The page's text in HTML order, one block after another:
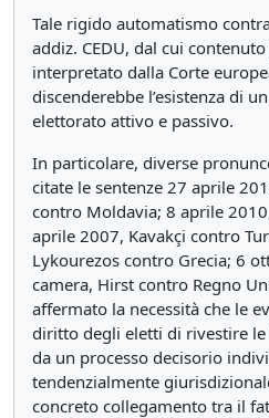
Tale rigido automatismo
addiz. CEDU, dal cui
interpretato dalla Corte
discenderebbe l’esistenza di
elettorato attivo e passivo.
In particolare, diverse
citate le sentenze 27 aprile
contro Moldavia; 8 aprile
aprile 2007, Kavakçi contro
Lykourezos contro Grecia; 6
camera, Hirst contro Regno
affermato la necessità che le
diritto degli eletti di rivestire
da un processo decisorio
tendenzialmente
concreto collegamento tra il